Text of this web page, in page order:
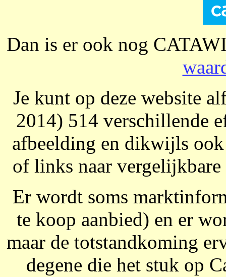
Dan is er ook nog
Je kunt op deze website
2014) 514 verschillende
afbeelding en dikwijls
of links naar
Er wordt soms
te koop aanbied) en er
maar de totstandkoming
degene die het stuk op